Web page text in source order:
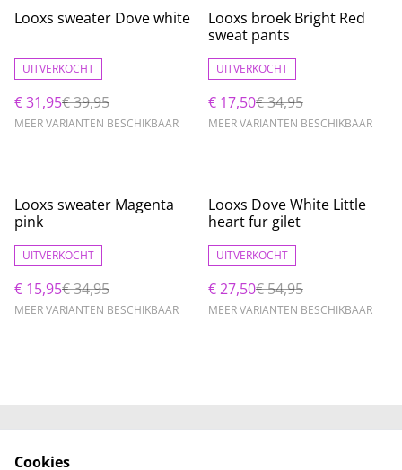
%
Looxs sweater Dove white
UITVERKOCHT
€ 31,95€ 39,95
MEER VARIANTEN BESCHIKBAAR
%
Looxs broek Bright Red
sweat pants
UITVERKOCHT
€ 17,50€ 34,95
MEER VARIANTEN BESCHIKBAAR
%
Looxs sweater Magenta
pink
UITVERKOCHT
€ 15,95€ 34,95
MEER VARIANTEN BESCHIKBAAR
%
Looxs Dove White Little
heart fur gilet
UITVERKOCHT
€ 27,50€ 54,95
MEER VARIANTEN BESCHIKBAAR
Neem contact met
Cookies